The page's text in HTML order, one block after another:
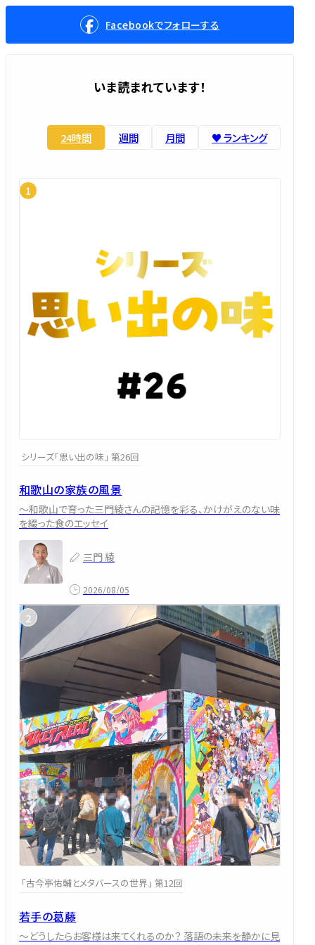
Facebookでフォローする
いま読まれています！
24時間 週間 月間 ♥️ ランキング
シリーズ「思い出の味」 第26回
和歌山の家族の風景
～和歌山で育った三門綾さんの記憶を彩る、かけがえのない味
を綴った食のエッセイ
三門 綾
2026/08/05
「古今亭佑輔とメタバースの世界」 第12回
若手の葛藤
～どうしたらお客様は来てくれるのか？ 落語の未来を静かに見